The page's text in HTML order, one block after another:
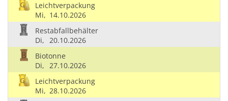
Leichtverpackung
Mi, 14.10.2026
Restabfallbehälter
Di, 20.10.2026
Biotonne
Di, 27.10.2026
Leichtverpackung
Mi, 28.10.2026